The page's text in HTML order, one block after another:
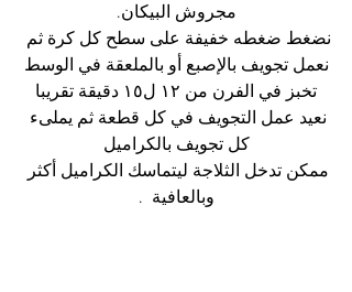
مجروش البيكان.
نضغط ضغطه خفيفة على سطح كل كرة ثم
نعمل تجويف بالإصبع أو بالملعقة في الوسط
تخبز في الفرن من ١٢ ل١٥ دقيقة تقريبا
نعيد عمل التجويف في كل قطعة ثم يملىء
كل تجويف بالكراميل
ممكن تدخل الثلاجة ليتماسك الكراميل أكثر
وبالعافية  .